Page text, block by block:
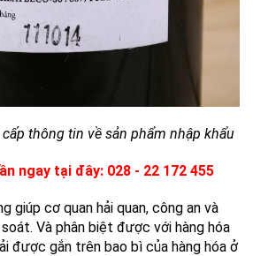
thông tin về sản phẩm nhập khẩu
ngay tại đây: 028 - 22 172 455
giúp cơ quan hải quan, công an và
Và phân biệt được với hàng hóa
được gắn trên bao bì của hàng hóa ở